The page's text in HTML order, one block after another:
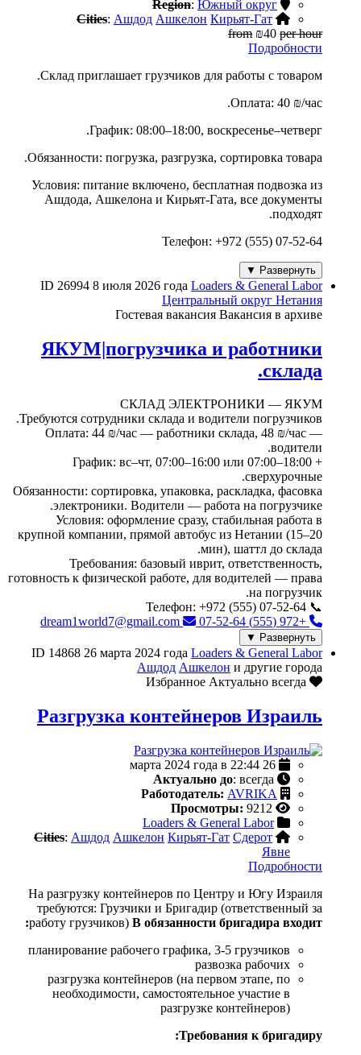
Region: Южный округ
Cities: Ашдод Ашкелон Кирьят-Гат
from ₪40 per hour
Подробности
Склад приглашает грузчиков для работы с товаром.
Оплата: 40 ₪/час.
График: 08:00–18:00, воскресенье–четверг.
Обязанности: погрузка, разгрузка, сортировка товара.
Условия: питание включено, бесплатная подвозка из
Ашдода, Ашкелона и Кирьят-Гата, все документы
подходят.
Телефон: +972 (555) 07-52-64
Развернуть ▼
ID 26994 8 июля 2026 года Loaders & General Labor
Центральный округ Нетания
Гостевая вакансия Вакансия в архиве
ЯКУМ|погрузчика и работники
склада.
СКЛАД ЭЛЕКТРОНИКИ — ЯКУМ
Требуются сотрудники склада и водители погрузчиков.
Оплата: 44 ₪/час — работники склада, 48 ₪/час —
водители.
График: вс–чт, 07:00–16:00 или 07:00–18:00 +
сверхурочные.
Обязанности: сортировка, упаковка, раскладка, фасовка
электроники. Водители — работа на погрузчике.
Условия: оформление сразу, стабильная работа в
крупной компании, прямой автобус из Нетании (15–20
мин), шаттл до склада.
Требования: базовый иврит, ответственность,
готовность к физической работе, для водителей — права
на погрузчик.
📞 Телефон: +972 (555) 07-52-64
+972 (555) 07-52-64
Развернуть ▼
ID 14868 26 марта 2024 года Loaders & General Labor
Ашдод Ашкелон и другие города
Актуально всегда
Разгрузка контейнеров Израиль
Актуально до: всегда
Работодатель: AVRIKA
Просмотры: 9212
Loaders & General Labor
Cities: Ашдод Ашкелон Кирьят-Гат Сдерот
Явне
Подробности
На разгрузку контейнеров по Центру и Югу Израиля
требуются: Грузчики и Бригадир (ответственный за
работу грузчиков) В обязанности бригадира входит:
планирование рабочего графика, 3-5 грузчиков
развозка рабочих
разгрузка контейнеров (на первом этапе, по
необходимости, самостоятельное участие в
разгрузке контейнеров)
Требования к бригадиру: